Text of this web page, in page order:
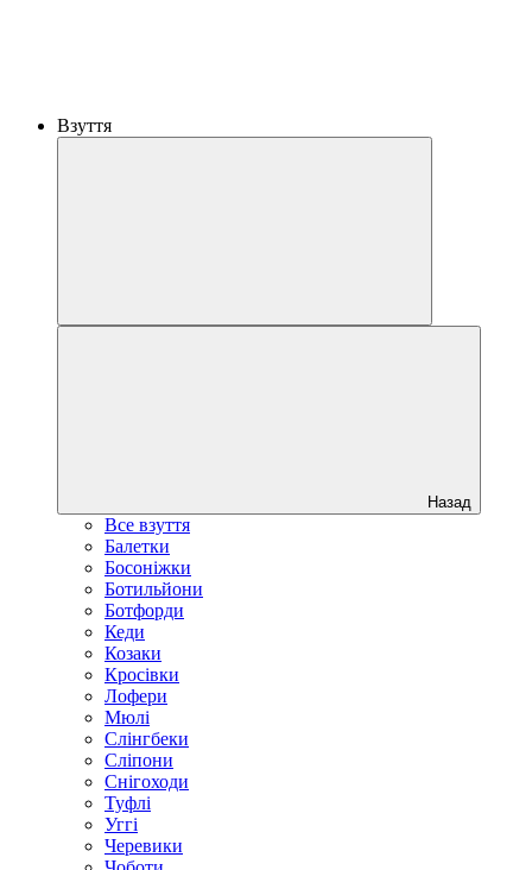
Взуття
Назад
Все взуття
Балетки
Босоніжки
Ботильйони
Ботфорди
Кеди
Козаки
Кросівки
Лофери
Мюлі
Слінгбеки
Сліпони
Снігоходи
Туфлі
Уггі
Черевики